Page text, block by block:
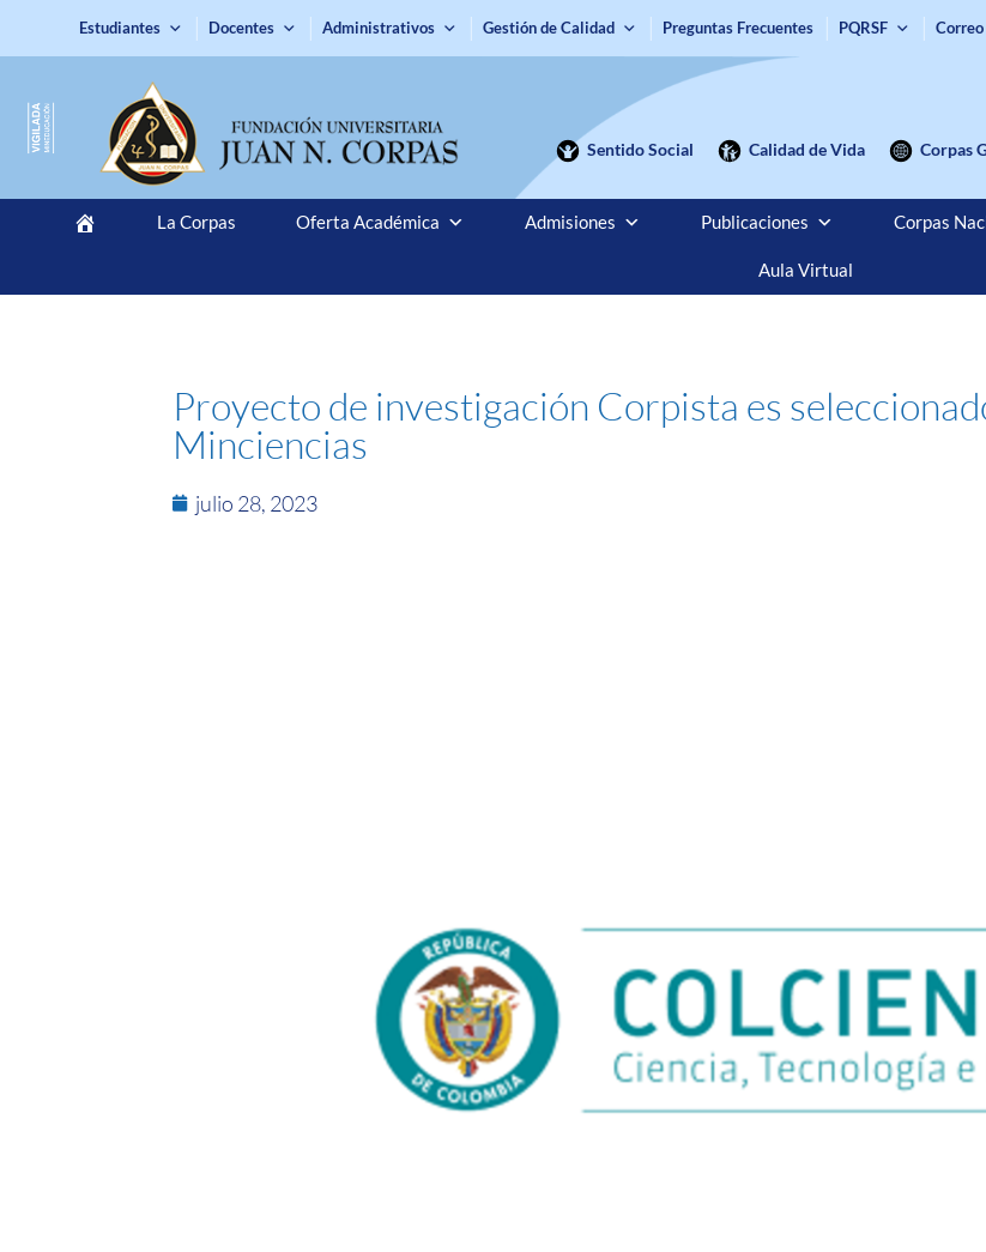
Estudiantes Docentes Administrativos Gestión de Calidad Preguntas Frecuentes PQRSF Correo
Sentido Social Calidad de Vida Corpas
La Corpas Oferta Académica Admisiones Publicaciones Corpas
Aula Virtual
Proyecto de investigación Corpista es
Minciencias
julio 28, 2023